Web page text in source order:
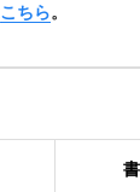
こちら。